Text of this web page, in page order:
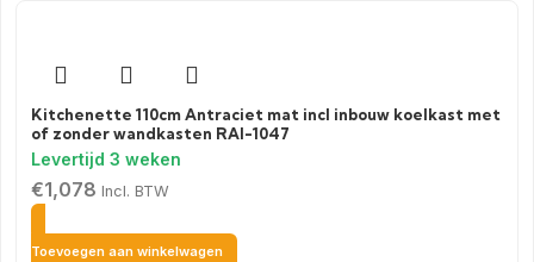
Kitchenette 110cm Antraciet mat incl inbouw koelkast met
of zonder wandkasten RAI-1047
€1,078 Incl. BTW
Toevoegen aan winkelwagen